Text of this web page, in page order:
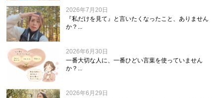
2026年7月20日
『私だけを見て』と言いたくなったこと、ありません
か？...
2026年6月30日
一番大切な人に、一番ひどい言葉を使っていません
か？...
2026年6月29日